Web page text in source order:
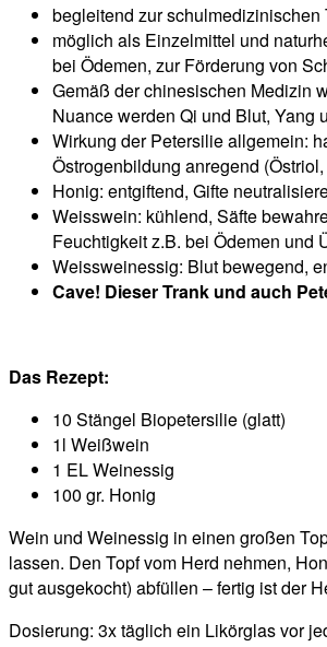
begleitend zur
möglich als Einzelmittel und
bei Ödemen, zur Förderung von
Gemäß der chinesischen Medizin
Nuance werden Qi und Blut, Yang
Wirkung der Petersilie allgemein:
Östrogenbildung anregend
Honig: entgiftend, Gifte
Weisswein: kühlend, Säfte
Feuchtigkeit z.B. bei Ödemen und
Weissweinessig: Blut bewegend,
Cave! Dieser Trank und auch
Das Rezept:
10 Stängel Biopetersilie (glatt)
1l Weißwein
1 EL Weinessig
100 gr. Honig
Wein und Weinessig in einen großen
lassen. Den Topf vom Herd nehmen,
gut ausgekocht) abfüllen – fertig ist der
Dosierung: 3x täglich ein Likörglas vor